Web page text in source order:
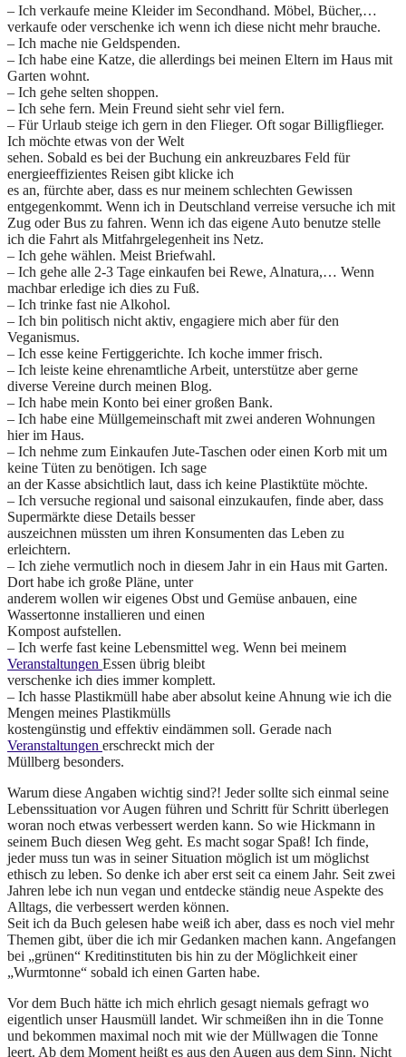
– Ich verkaufe meine Kleider im Secondhand. Möbel, Bücher,…
verkaufe oder verschenke ich wenn ich diese nicht mehr brauche.
– Ich mache nie Geldspenden.
– Ich habe eine Katze, die allerdings bei meinen Eltern im Haus mit
Garten wohnt.
– Ich gehe selten shoppen.
– Ich sehe fern. Mein Freund sieht sehr viel fern.
– Für Urlaub steige ich gern in den Flieger. Oft sogar Billigflieger.
Ich möchte etwas von der Welt
sehen. Sobald es bei der Buchung ein ankreuzbares Feld für
energieeffizientes Reisen gibt klicke ich
es an, fürchte aber, dass es nur meinem schlechten Gewissen
entgegenkommt. Wenn ich in Deutschland verreise versuche ich mit
Zug oder Bus zu fahren. Wenn ich das eigene Auto benutze stelle
ich die Fahrt als Mitfahrgelegenheit ins Netz.
– Ich gehe wählen. Meist Briefwahl.
– Ich gehe alle 2-3 Tage einkaufen bei Rewe, Alnatura,… Wenn
machbar erledige ich dies zu Fuß.
– Ich trinke fast nie Alkohol.
– Ich bin politisch nicht aktiv, engagiere mich aber für den
Veganismus.
– Ich esse keine Fertiggerichte. Ich koche immer frisch.
– Ich leiste keine ehrenamtliche Arbeit, unterstütze aber gerne
diverse Vereine durch meinen Blog.
– Ich habe mein Konto bei einer großen Bank.
– Ich habe eine Müllgemeinschaft mit zwei anderen Wohnungen
hier im Haus.
– Ich nehme zum Einkaufen Jute-Taschen oder einen Korb mit um
keine Tüten zu benötigen. Ich sage
an der Kasse absichtlich laut, dass ich keine Plastiktüte möchte.
– Ich versuche regional und saisonal einzukaufen, finde aber, dass
Supermärkte diese Details besser
auszeichnen müssten um ihren Konsumenten das Leben zu
erleichtern.
– Ich ziehe vermutlich noch in diesem Jahr in ein Haus mit Garten.
Dort habe ich große Pläne, unter
anderem wollen wir eigenes Obst und Gemüse anbauen, eine
Wassertonne installieren und einen
Kompost aufstellen.
– Ich werfe fast keine Lebensmittel weg. Wenn bei meinem
Veranstaltungen Essen übrig bleibt
verschenke ich dies immer komplett.
– Ich hasse Plastikmüll habe aber absolut keine Ahnung wie ich die
Mengen meines Plastikmülls
kostengünstig und effektiv eindämmen soll. Gerade nach
Veranstaltungen erschreckt mich der
Müllberg besonders.
Warum diese Angaben wichtig sind?! Jeder sollte sich einmal seine
Lebenssituation vor Augen führen und Schritt für Schritt überlegen
woran noch etwas verbessert werden kann. So wie Hickmann in
seinem Buch diesen Weg geht. Es macht sogar Spaß! Ich finde,
jeder muss tun was in seiner Situation möglich ist um möglichst
ethisch zu leben. So denke ich aber erst seit ca einem Jahr. Seit zwei
Jahren lebe ich nun vegan und entdecke ständig neue Aspekte des
Alltags, die verbessert werden können.
Seit ich da Buch gelesen habe weiß ich aber, dass es noch viel mehr
Themen gibt, über die ich mir Gedanken machen kann. Angefangen
bei „grünen“ Kreditinstituten bis hin zu der Möglichkeit einer
„Wurmtonne“ sobald ich einen Garten habe.
Vor dem Buch hätte ich mich ehrlich gesagt niemals gefragt wo
eigentlich unser Hausmüll landet. Wir schmeißen ihn in die Tonne
und bekommen maximal noch mit wie der Müllwagen die Tonne
leert. Ab dem Moment heißt es aus den Augen aus dem Sinn. Nicht